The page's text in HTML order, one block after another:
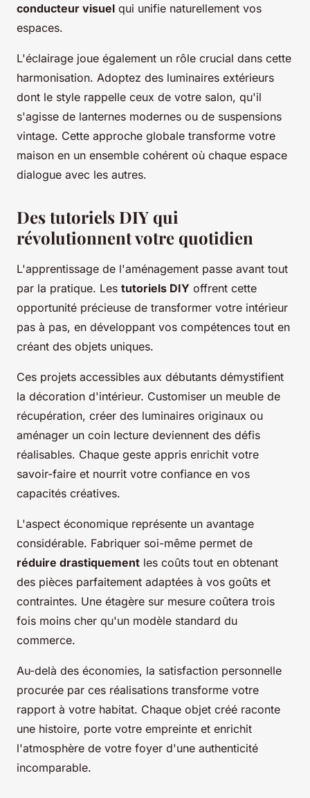
conducteur visuel qui unifie naturellement vos
espaces.
L'éclairage joue également un rôle crucial dans cette
harmonisation. Adoptez des luminaires extérieurs
dont le style rappelle ceux de votre salon, qu'il
s'agisse de lanternes modernes ou de suspensions
vintage. Cette approche globale transforme votre
maison en un ensemble cohérent où chaque espace
dialogue avec les autres.
Des tutoriels DIY qui
révolutionnent votre quotidien
L'apprentissage de l'aménagement passe avant tout
par la pratique. Les tutoriels DIY offrent cette
opportunité précieuse de transformer votre intérieur
pas à pas, en développant vos compétences tout en
créant des objets uniques.
Ces projets accessibles aux débutants démystifient
la décoration d'intérieur. Customiser un meuble de
récupération, créer des luminaires originaux ou
aménager un coin lecture deviennent des défis
réalisables. Chaque geste appris enrichit votre
savoir-faire et nourrit votre confiance en vos
capacités créatives.
L'aspect économique représente un avantage
considérable. Fabriquer soi-même permet de
réduire drastiquement les coûts tout en obtenant
des pièces parfaitement adaptées à vos goûts et
contraintes. Une étagère sur mesure coûtera trois
fois moins cher qu'un modèle standard du
commerce.
Au-delà des économies, la satisfaction personnelle
procurée par ces réalisations transforme votre
rapport à votre habitat. Chaque objet créé raconte
une histoire, porte votre empreinte et enrichit
l'atmosphère de votre foyer d'une authenticité
incomparable.